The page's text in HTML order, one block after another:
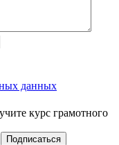
данных
курс грамотного